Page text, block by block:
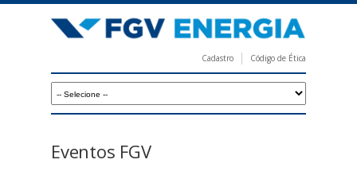
para
principal
V
Cadastro Código de Ética
Eventos FGV